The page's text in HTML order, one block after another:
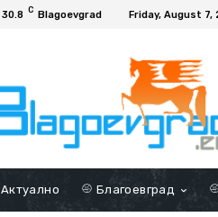
30.8 C Blagoevgrad Friday, August 7,
Актуално Благоевград